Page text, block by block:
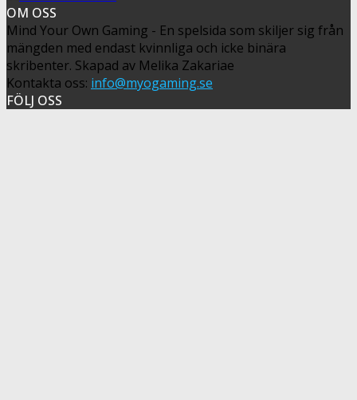
OM OSS
Mind Your Own Gaming - En spelsida som skiljer sig från
mängden med endast kvinnliga och icke binära
skribenter. Skapad av Melika Zakariae
Kontakta oss: info@myogaming.se
FÖLJ OSS